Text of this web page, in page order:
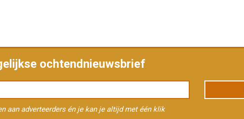
ochtendnieuwsbrief
aan adverteerders én je kan je altijd met één klik